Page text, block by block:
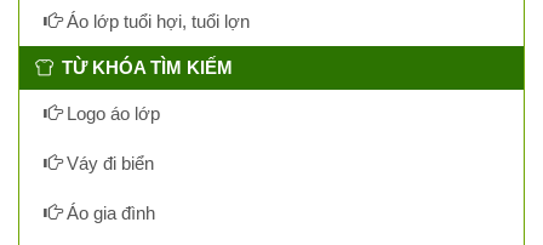
Áo lớp tuổi hợi, tuổi lợn
TỪ KHÓA TÌM KIẾM
Logo áo lớp
Váy đi biển
Áo gia đình